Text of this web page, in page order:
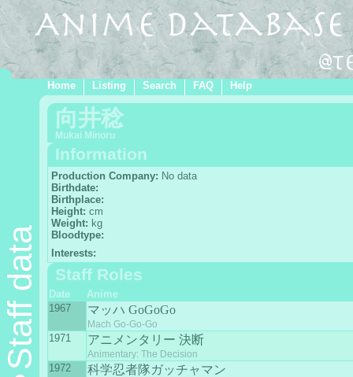
Home Listing Search FAQ Help
Staff data
向井稔
Mukai Minoru
Information
Production Company: No data
Birthdate:
Birthplace:
Height: cm
Weight: kg
Bloodtype:
Interests:
Staff Roles
Date
Anime
1967
マッハ GoGoGo
Mach Go-Go-Go
1971 アニメンタリー 決断
Animentary: The Decision
1972 科学忍者隊ガッチャマン